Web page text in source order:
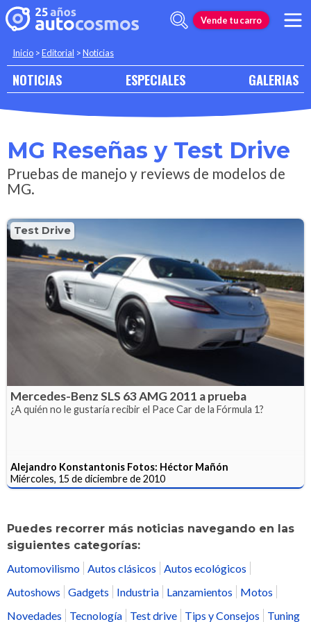
Vende tu carro
Inicio >Editorial >Noticias
NOTICIAS ESPECIALES GALERIAS
MG Reseñas y Test Drive
Pruebas de manejo y reviews de modelos de
MG.
Test Drive
Mercedes-Benz SLS 63 AMG 2011 a prueba
¿A quién no le gustaría recibir el Pace Car de la Fórmula 1?
Alejandro Konstantonis Fotos: Héctor Mañón
Miércoles, 15 de diciembre de 2010
Puedes recorrer más noticias navegando en las
siguientes categorías:
Automovilismo Autos clásicos
Autos ecológicos
Autoshows
Gadgets Industria Lanzamientos
Motos
Novedades
Tecnología Test drive Tips y Consejos Tuning